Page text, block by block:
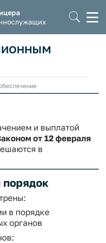
и выплатой
от 12 февраля
в
в порядке
органов